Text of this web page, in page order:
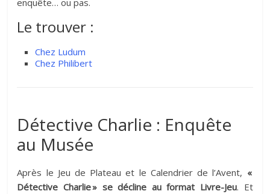
Le trouver :
Chez Ludum
Chez Philibert
Détective Charlie : Enquête
au Musée
Après le Jeu de Plateau et le Calendrier de l’Avent, «
Détective Charlie » se décline au format Livre-Jeu. Et